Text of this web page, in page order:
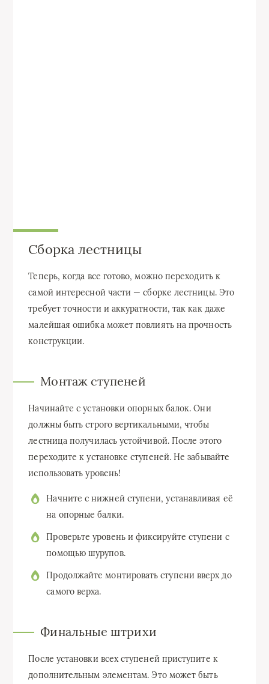
Сборка лестницы
Теперь, когда все готово, можно переходить к
самой интересной части — сборке лестницы. Это
требует точности и аккуратности, так как даже
малейшая ошибка может повлиять на прочность
конструкции.
Монтаж ступеней
Начинайте с установки опорных балок. Они
должны быть строго вертикальными, чтобы
лестница получилась устойчивой. После этого
переходите к установке ступеней. Не забывайте
использовать уровень!
Начните с нижней ступени, устанавливая её
на опорные балки.
Проверьте уровень и фиксируйте ступени с
помощью шурупов.
Продолжайте монтировать ступени вверх до
самого верха.
Финальные штрихи
После установки всех ступеней приступите к
дополнительным элементам. Это может быть